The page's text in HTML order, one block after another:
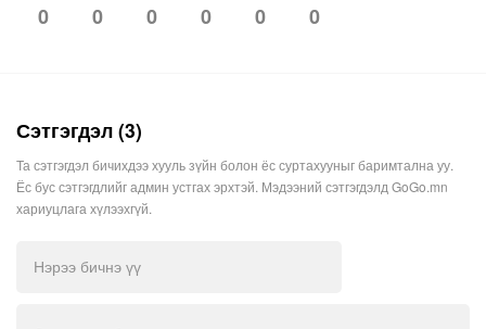
0 0 0 0 0 0
Сэтгэгдэл (3)
Та сэтгэгдэл бичихдээ хууль зүйн болон ёс суртахууныг баримтална уу.
Ёс бус сэтгэгдлийг админ устгах эрхтэй. Мэдээний сэтгэгдэлд GoGo.mn
хариуцлага хүлээхгүй.